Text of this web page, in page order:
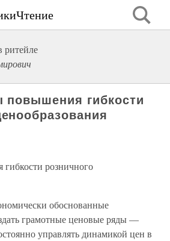
ритейле
повышения гибкости
розничного
обоснованные
грамотные ценовые ряды —
управлять динамикой цен в